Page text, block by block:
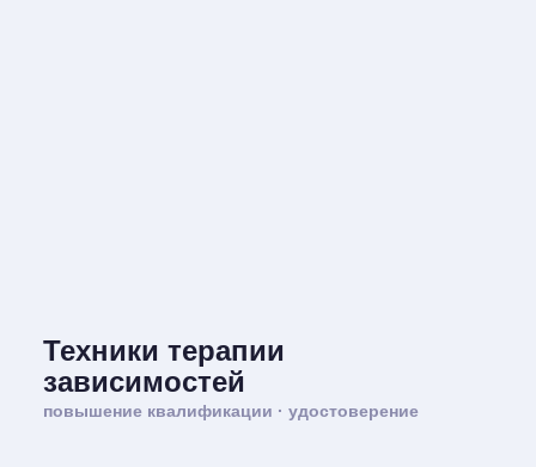
Техники терапии
зависимостей
повышение квалификации · удостоверение